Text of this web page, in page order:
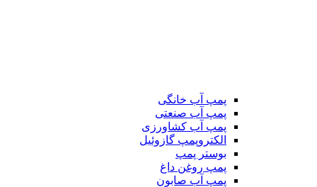
پمپ آب خانگی
پمپ آب صنعتی
پمپ آب کشاورزی
الکتروپمپ گازوئیل
بوستر پمپ
پمپ روغن داغ
پمپ آب صابون